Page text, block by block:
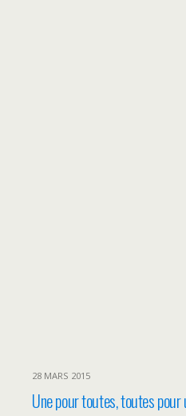
28 MARS 2015
Une pour toutes, toutes pour